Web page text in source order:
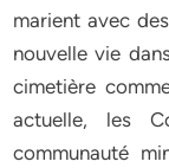
marient avec
nouvelle vie
cimetière
actuelle, les
communauté